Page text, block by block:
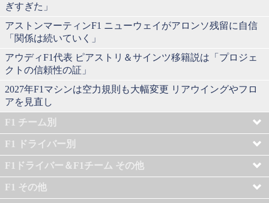
ぎすぎた」
アストンマーティンF1 ニューウェイがアロンソ残留に自信
「関係は続いていく」
アウディF1代表 ピアストリ＆サインツ移籍説は「プロジェ
クトの信頼性の証」
2027年F1マシンは空力規則も大幅変更 リアウイングやフロ
アを見直し
F1 チーム別
F1 ドライバー別
F1ドライバー＆F1チーム その他
F1 その他